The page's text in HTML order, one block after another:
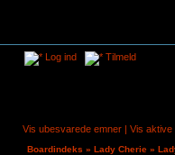
Log ind Tilmeld
Vis ubesvarede emner | Vis aktive
Boardindeks » Lady Cherie »